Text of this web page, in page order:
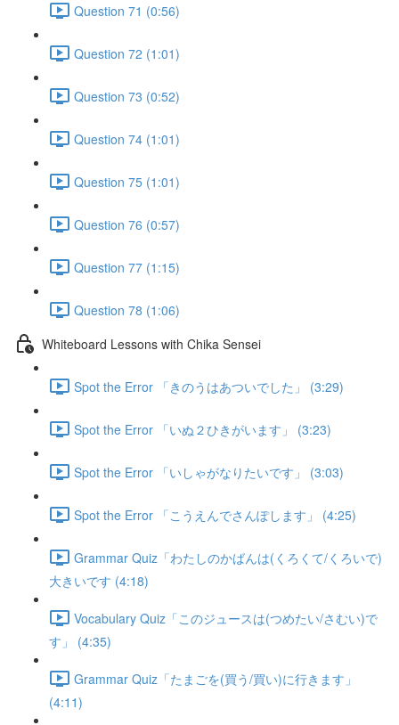
Question 71 (0:56)
Question 72 (1:01)
Question 73 (0:52)
Question 74 (1:01)
Question 75 (1:01)
Question 76 (0:57)
Question 77 (1:15)
Question 78 (1:06)
Whiteboard Lessons with Chika Sensei
Spot the Error 「きのうはあついでした」 (3:29)
Spot the Error 「いぬ２ひきがいます」 (3:23)
Spot the Error 「いしゃがなりたいです」 (3:03)
Spot the Error 「こうえんでさんぽします」 (4:25)
Grammar Quiz「わたしのかばんは(くろくて/くろいで)
大きいです (4:18)
Vocabulary Quiz「このジュースは(つめたい/さむい)で
す」 (4:35)
Grammar Quiz「たまごを(買う/買い)に行きます」
(4:11)